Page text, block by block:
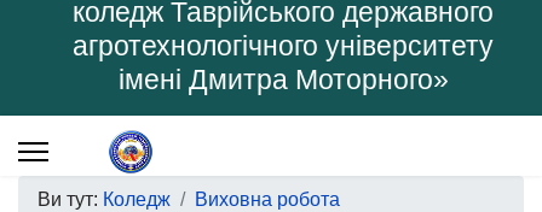
коледж Таврійського державного
агротехнологічного університету
імені Дмитра Моторного»
Ви тут: Коледж
Виховна робота